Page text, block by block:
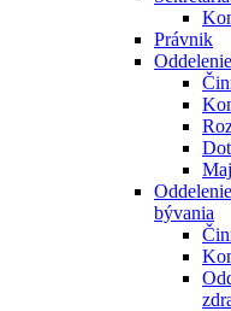
Právnik
bývania